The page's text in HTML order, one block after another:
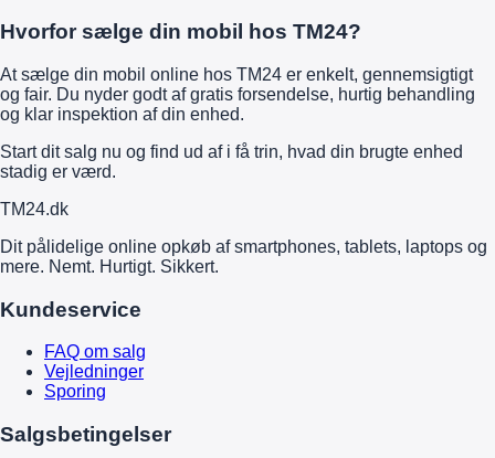
Hvorfor sælge din mobil hos TM24?
At sælge din mobil online hos TM24 er enkelt, gennemsigtigt
og fair. Du nyder godt af gratis forsendelse, hurtig behandling
og klar inspektion af din enhed.
Start dit salg nu og find ud af i få trin, hvad din brugte enhed
stadig er værd.
TM24.dk
Dit pålidelige online opkøb af smartphones, tablets, laptops og
mere. Nemt. Hurtigt. Sikkert.
Kundeservice
FAQ om salg
Vejledninger
Sporing
Salgsbetingelser